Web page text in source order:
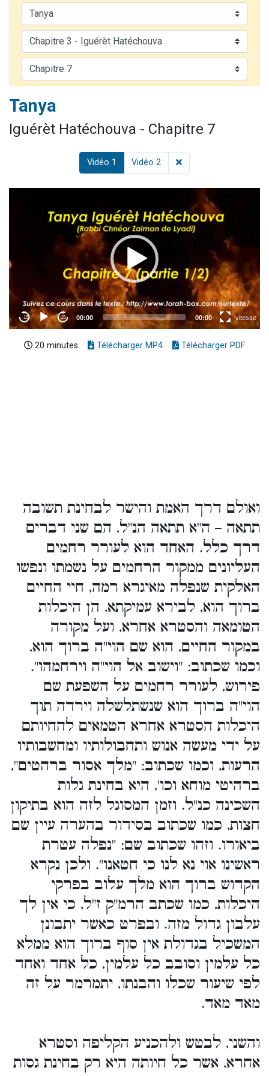
Il reste 49 places pour étudier en groupe sur Zoom
Nathaniel vient de donner son Maasser
6 personnes viennent de faire un don pour 5 enfants déjà orphelins risquent de perdre leur maman
3 personnes viennent de nous rejoindre sur WhatsApp
Tanya
Iguérèt Hatéchouva - Chapitre 7
Vidéo 1 Vidéo 2
20 minutes Télécharger MP4 Télécharger PDF
ואולם דרך האמת והישר לבחינת תשובה
תתאה – ה"א תתאה הנ"ל, הם שני דברים
דרך כלל. האחד הוא לעורר רחמים
העליונים ממקור הרחמים על נשמתו ונפשו
האלקית שנפלה מאיגרא רמה, חיי החיים
ברוך הוא, לבירא עמיקתא, הן היכלות
הטומאה והסטרא אחרא, ועל מקורה
במקור החיים, הוא שם הוי"ה ברוך הוא,
וכמו שכתוב: "וישוב אל הוי"ה וירחמהו".
פירוש, לעורר רחמים על השפעת שם
הוי"ה ברוך הוא שנשתלשלה וירדה תוך
היכלות הסטרא אחרא הטמאים להחיותם
על ידי מעשה אנוש ותחבולותיו ומחשבותיו
הרעות, וכמו שכתוב: "מלך אסור ברהטים",
ברהיטי מוחא וכו', היא בחינת גלות
השכינה כנ"ל. וזמן המסוגל לזה הוא בתיקון
חצות, כמו שכתוב בסידור בהערה עיין שם
ביאורו. וזהו שכתוב שם: "נפלה עטרת
ראשינו אוי נא לנו כי חטאנו". ולכן נקרא
הקדוש ברוך הוא מלך עלוב בפרקי
היכלות, כמו שכתב הרמ"ק ז"ל, כי אין לך
עלבון גדול מזה. ובפרט כאשר יתבונן
המשכיל בגדולת אין סוף ברוך הוא ממלא
כל עלמין וסובב כל עלמין, כל אחד ואחד
לפי שיעור שכלו והבנתו, יתמרמר על זה
מאד מאד.
והשני, לבטש ולהכניע הקליפה וסטרא
אחרא, אשר כל חיותה היא רק בחינת גסות